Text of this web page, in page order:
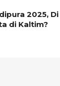
2025,
di Kaltim?